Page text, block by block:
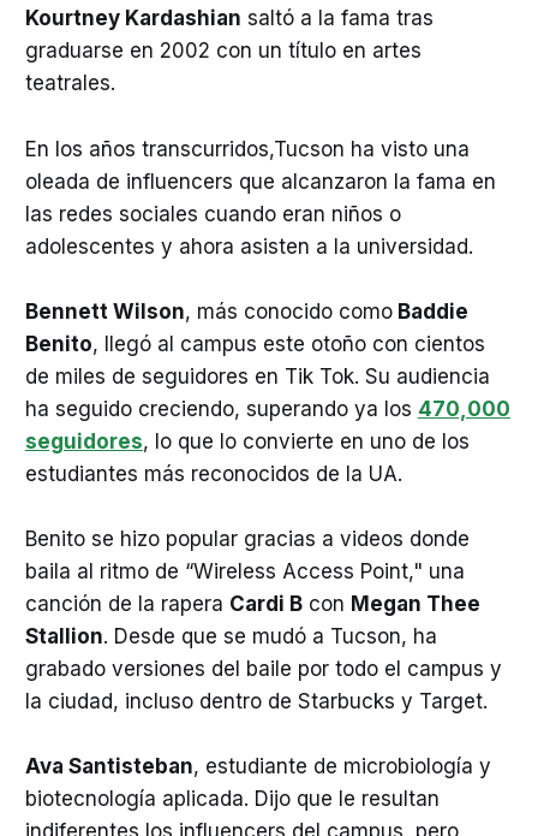
Kourtney Kardashian saltó a la fama tras
graduarse en 2002 con un título en artes
teatrales.
En los años transcurridos,Tucson ha visto una
oleada de influencers que alcanzaron la fama en
las redes sociales cuando eran niños o
adolescentes y ahora asisten a la universidad.
Bennett Wilson, más conocido comoBaddie
Benito, llegó al campus este otoño con cientos
de miles de seguidores en Tik Tok. Su audiencia
ha seguido creciendo, superando ya los 470,000
seguidores, lo que lo convierte en uno de los
estudiantes más reconocidos de la UA.
Benito se hizo popular gracias a videos donde
baila al ritmo de “Wireless Access Point," una
canción de la rapera Cardi Bcon Megan Thee
Stallion. Desde que se mudó a Tucson, ha
grabado versiones del baile por todo el campus y
la ciudad, incluso dentro de Starbucks y Target.
Ava Santisteban, estudiante de microbiología y
biotecnología aplicada. Dijo que le resultan